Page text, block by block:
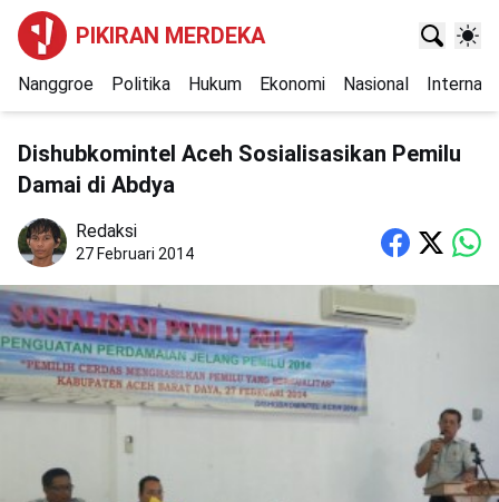
PIKIRAN MERDEKA
Nanggroe Politika Hukum Ekonomi Nasional
Dishubkomintel Aceh Sosialisasikan Pemilu
Damai di Abdya
Redaksi
27 Februari 2014